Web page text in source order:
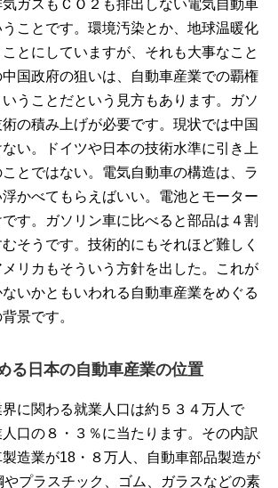
ガスもＣＯ２も排出しない電気自動車
ことです。環境汚染とか、地球温暖化
とにしていますが、それも大事なこと
国政府の狙いは、自動車産業での覇権
うことだという見方もあります。ガソ
の積み上げが必要です。現状では中国
い。ドイツや日本の技術水準に引き上
とではない。電気自動車の構造は、ラ
かべてもらえばいい。電池とモーター
す。ガソリン車に比べると部品は４割
そうです。技術的にもそれほど難しく
リカもそういう方針を出した。これが
いかともいわれる自動車産業をめぐる
景です。
る日本の自動車産業の位置
に関わる就業人口は約５３４万人で
口の８・３％に当たります。その内訳
造業が18・８万人、自動車部品製造が
プラスチック、ゴム、ガラスなどの素